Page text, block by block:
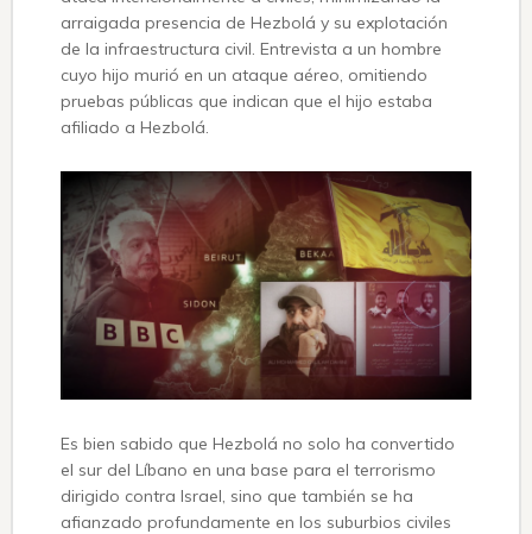
arraigada presencia de Hezbolá y su explotación
de la infraestructura civil. Entrevista a un hombre
cuyo hijo murió en un ataque aéreo, omitiendo
pruebas públicas que indican que el hijo estaba
afiliado a Hezbolá.
Es bien sabido que Hezbolá no solo ha convertido
el sur del Líbano en una base para el terrorismo
dirigido contra Israel, sino que también se ha
afianzado profundamente en los suburbios civiles